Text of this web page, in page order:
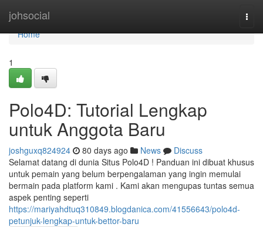
johsocial
Home
Home
1
Polo4D: Tutorial Lengkap
untuk Anggota Baru
joshguxq824924 80 days ago News
Discuss
Selamat datang di dunia Situs Polo4D ! Panduan ini dibuat khusus
untuk pemain yang belum berpengalaman yang ingin memulai
bermain pada platform kami . Kami akan mengupas tuntas semua
aspek penting seperti
https://mariyahdtuq310849.blogdanica.com/41556643/polo4d-
petunjuk-lengkap-untuk-bettor-baru